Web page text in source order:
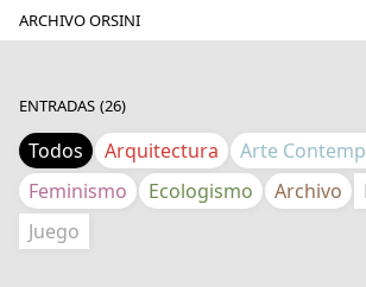
ARCHIVO ORSINI
ENTRADAS (26)
Todos Arquitectura Arte
Feminismo
Ecologismo Archivo
Juego